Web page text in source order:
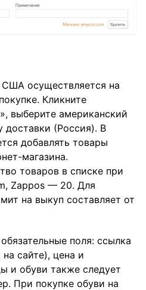
осуществляется на
Кликните
выберите американский
доставки (Россия). В
добавлять товары
магазина.
товаров в списке при
Zappos — 20. Для
на выкуп составляет от
поля: ссылка
сайте), цена и
и обуви также следует
При покупке обуви на